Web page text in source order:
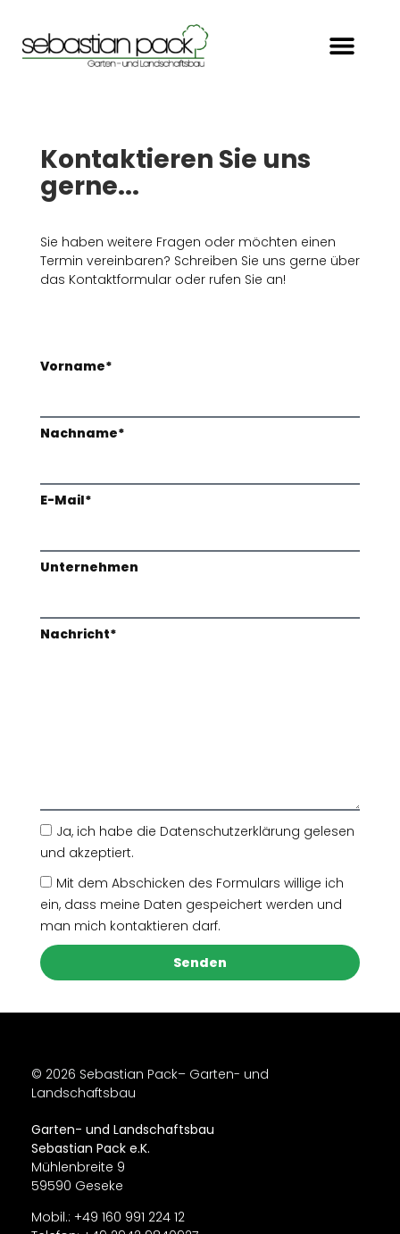
Kontaktieren Sie uns
gerne...
Sie haben weitere Fragen oder möchten einen
Termin vereinbaren? Schreiben Sie uns gerne über
das Kontaktformular oder rufen Sie an!
Vorname*
Nachname*
E-Mail*
Unternehmen
Nachricht*
Ja, ich habe die Datenschutzerklärung gelesen
und akzeptiert.
Mit dem Abschicken des Formulars willige ich
ein, dass meine Daten gespeichert werden und
man mich kontaktieren darf.
Senden
© 2026 Sebastian Pack– Garten- und
Landschaftsbau
Garten- und Landschaftsbau
Sebastian Pack e.K.
Mühlenbreite 9
59590 Geseke
Mobil.: +49 160 991 224 12